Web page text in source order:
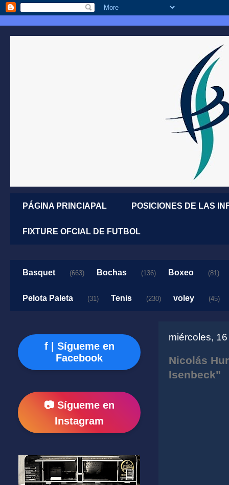
PÁGINA PRINCIAPAL POSICIONES DE LAS
FIXTURE OFCIAL DE FUTBOL
Basquet (663) Bochas (136) Boxeo (81)
Pelota Paleta (31) Tenis (230) voley (45)
miércoles,
Nicolás
Isenbeck"
f | Sígueme en
Facebook
📷 Sígueme en
Instagram